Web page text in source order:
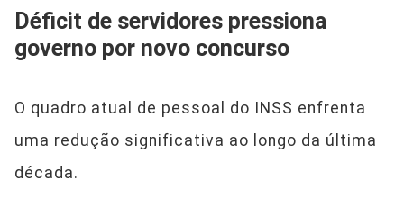
Déficit de servidores pressiona
governo por novo concurso
O quadro atual de pessoal do INSS enfrenta
uma redução significativa ao longo da última
década.